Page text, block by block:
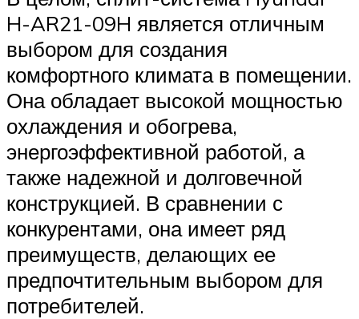
H-AR21-09H является отличным
выбором для создания
комфортного климата в помещении.
Она обладает высокой мощностью
охлаждения и обогрева,
энергоэффективной работой, а
также надежной и долговечной
конструкцией. В сравнении с
конкурентами, она имеет ряд
преимуществ, делающих ее
предпочтительным выбором для
потребителей.